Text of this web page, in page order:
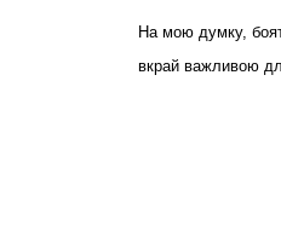
На мою думку,
вкрай важливою